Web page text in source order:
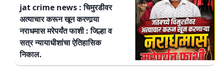
jat crime news : चिमुरडीवर
अत्याचार करून खून करणार्‍या
नराधमास मरेपर्यंत फाशी : जिल्हा व
सत्र न्यायाधीशांचा ऐतिहासिक
निकाल.